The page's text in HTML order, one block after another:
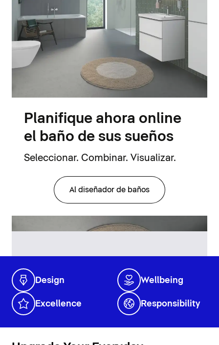
Planifique ahora online
el baño de sus sueños
Seleccionar. Combinar. Visualizar.
Al diseñador de baños
Design Wellbeing
Excellence Responsibility